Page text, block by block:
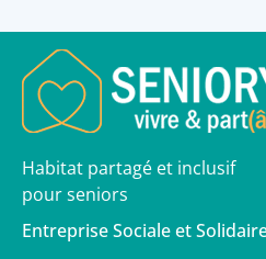
Habitat partagé et inclusif
pour seniors
Entreprise Sociale et